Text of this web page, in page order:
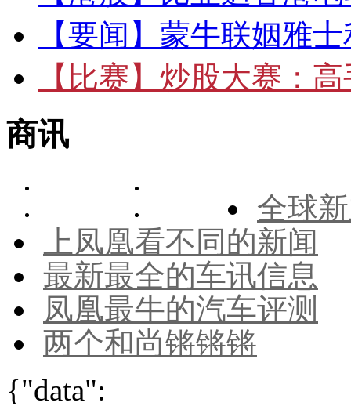
【要闻】 蒙牛联姻雅
【比赛】 炒股大赛：高
商讯
全球
上凤凰看不同的新闻
最新最全的车讯信息
凤凰最牛的汽车评测
两个和尚锵锵锵
{"data":